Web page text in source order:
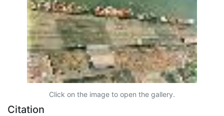
Click on the image to open the gallery.
Citation